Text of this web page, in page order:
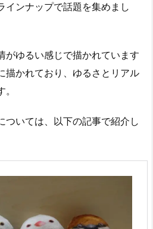
インナップで話題を集めまし
がゆるい感じで描かれています
描かれており、ゆるさとリアル
ついては、以下の記事で紹介し